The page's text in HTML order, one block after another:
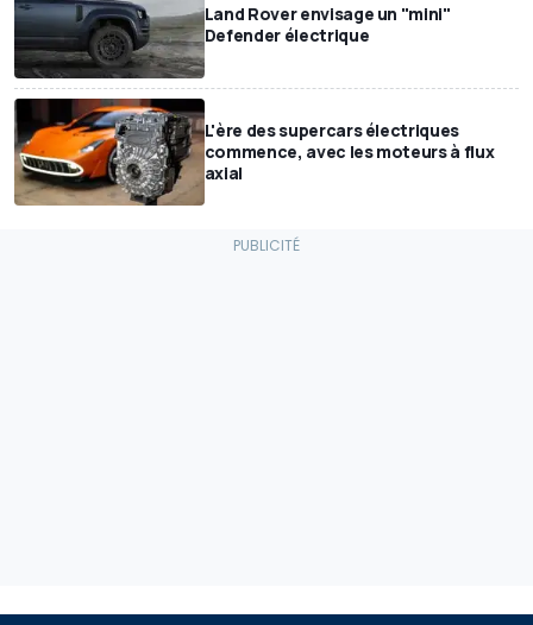
Land Rover envisage un "mini"
Defender électrique
L'ère des supercars électriques
commence, avec les moteurs à flux
axial